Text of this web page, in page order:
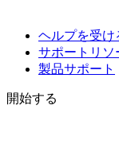
ヘルプを受け
サポートリソ
製品サポート
開始する